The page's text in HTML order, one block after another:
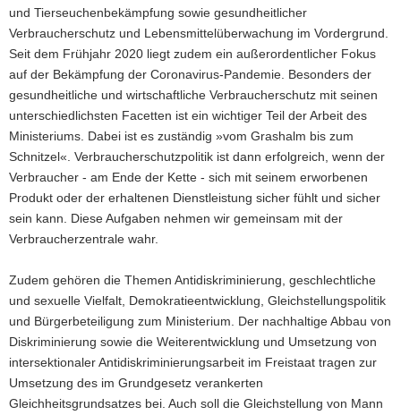
und Tierseuchenbekämpfung sowie gesundheitlicher
Verbraucherschutz und Lebensmittelüberwachung im Vordergrund.
Seit dem Frühjahr 2020 liegt zudem ein außerordentlicher Fokus
auf der Bekämpfung der Coronavirus-Pandemie. Besonders der
gesundheitliche und wirtschaftliche Verbraucherschutz mit seinen
unterschiedlichsten Facetten ist ein wichtiger Teil der Arbeit des
Ministeriums. Dabei ist es zuständig »vom Grashalm bis zum
Schnitzel«. Verbraucherschutzpolitik ist dann erfolgreich, wenn der
Verbraucher - am Ende der Kette - sich mit seinem erworbenen
Produkt oder der erhaltenen Dienstleistung sicher fühlt und sicher
sein kann. Diese Aufgaben nehmen wir gemeinsam mit der
Verbraucherzentrale wahr.
Zudem gehören die Themen Antidiskriminierung, geschlechtliche
und sexuelle Vielfalt, Demokratieentwicklung, Gleichstellungspolitik
und Bürgerbeteiligung zum Ministerium. Der nachhaltige Abbau von
Diskriminierung sowie die Weiterentwicklung und Umsetzung von
intersektionaler Antidiskriminierungsarbeit im Freistaat tragen zur
Umsetzung des im Grundgesetz verankerten
Gleichheitsgrundsatzes bei. Auch soll die Gleichstellung von Mann